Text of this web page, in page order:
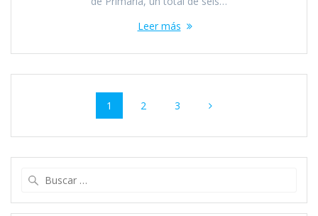
Leer más
Navegación
entradas
Página
1 Página
2 Página
3